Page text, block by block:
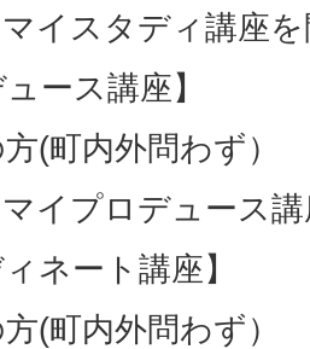
マイスタディ講座
ース講座】
(町内外問わず）
マイプロデュース
ネート講座】
(町内外問わず）